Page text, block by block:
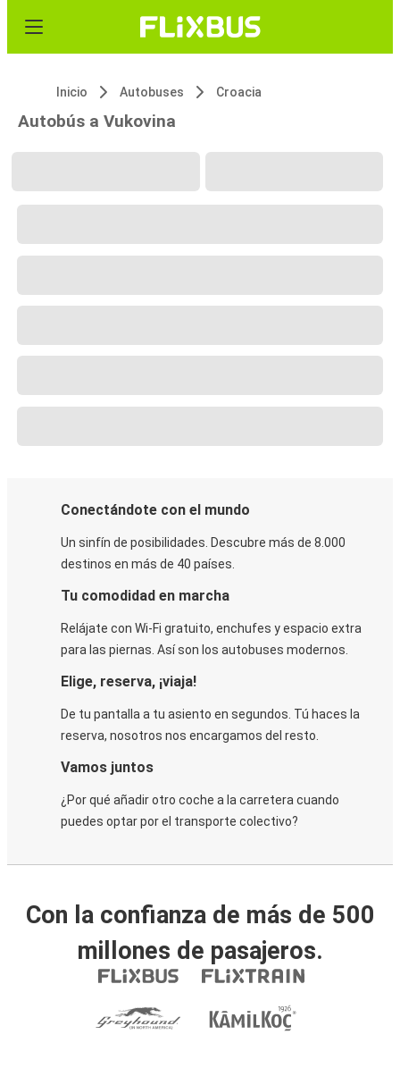
Inicio Autobuses Croacia
Autobús a Vukovina
Conectándote con el mundo
Un sinfín de posibilidades. Descubre más de 8.000
destinos en más de 40 países.
Tu comodidad en marcha
Relájate con Wi-Fi gratuito, enchufes y espacio extra
para las piernas. Así son los autobuses modernos.
Elige, reserva, ¡viaja!
De tu pantalla a tu asiento en segundos. Tú haces la
reserva, nosotros nos encargamos del resto.
Vamos juntos
¿Por qué añadir otro coche a la carretera cuando
puedes optar por el transporte colectivo?
Con la confianza de más de 500
millones de pasajeros.